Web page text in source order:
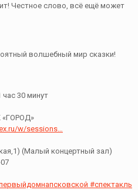
Честное слово, всё ещё может
волшебный мир сказки!
30 минут
«ГОРОД»
w/sessions…
(Малый концертный зал)
#спектакль